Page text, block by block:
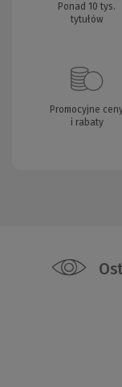
Ponad 10 tys.
tytułów
Promocyjne
i rabaty